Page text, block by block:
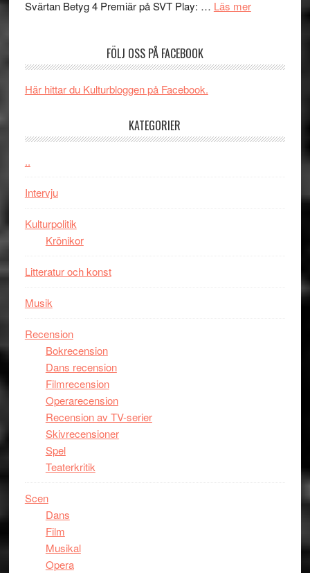
spännande
Chan
kan
Svärtan Betyg 4 Premiär på SVT Play: … Läs merom
serie:
om
FÖLJ OSS PÅ FACEBOOK
Här hittar du Kulturbloggen på Facebook.
KATEGORIER
..
Intervju
Kulturpolitik
Krönikor
Litteratur och konst
Musik
Recension
Bokrecension
Dans recension
Filmrecension
Operarecension
Recension av TV-serier
Skivrecensioner
Spel
Teaterkritik
Scen
Dans
Film
Musikal
Opera